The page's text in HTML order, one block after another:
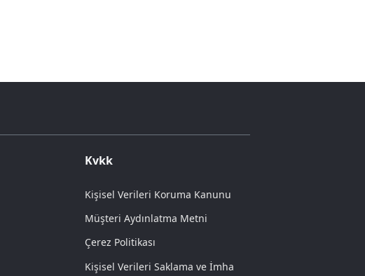
Kvkk
Kişisel Verileri Koruma Kanunu
Müşteri Aydınlatma Metni
Çerez Politikası
Kişisel Verileri Saklama ve İmha